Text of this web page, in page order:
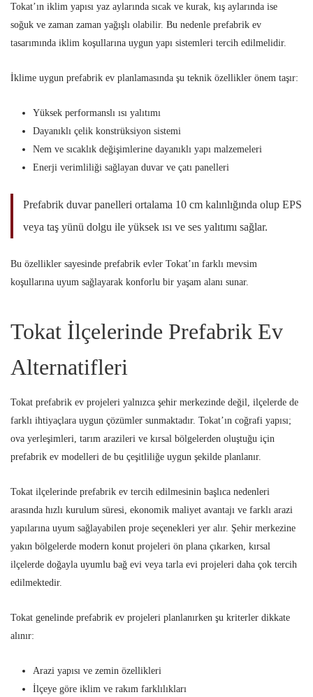
Tokat’ın iklim yapısı yaz aylarında sıcak ve kurak, kış aylarında ise
soğuk ve zaman zaman yağışlı olabilir. Bu nedenle prefabrik ev
tasarımında iklim koşullarına uygun yapı sistemleri tercih edilmelidir.
İklime uygun prefabrik ev planlamasında şu teknik özellikler önem taşır:
Yüksek performanslı ısı yalıtımı
Dayanıklı çelik konstrüksiyon sistemi
Nem ve sıcaklık değişimlerine dayanıklı yapı malzemeleri
Enerji verimliliği sağlayan duvar ve çatı panelleri
Prefabrik duvar panelleri ortalama 10 cm kalınlığında olup EPS
veya taş yünü dolgu ile yüksek ısı ve ses yalıtımı sağlar.
Bu özellikler sayesinde prefabrik evler Tokat’ın farklı mevsim
koşullarına uyum sağlayarak konforlu bir yaşam alanı sunar.
Tokat İlçelerinde Prefabrik Ev
Alternatifleri
Tokat prefabrik ev projeleri yalnızca şehir merkezinde değil, ilçelerde de
farklı ihtiyaçlara uygun çözümler sunmaktadır. Tokat’ın coğrafi yapısı;
ova yerleşimleri, tarım arazileri ve kırsal bölgelerden oluştuğu için
prefabrik ev modelleri de bu çeşitliliğe uygun şekilde planlanır.
Tokat ilçelerinde prefabrik ev tercih edilmesinin başlıca nedenleri
arasında hızlı kurulum süresi, ekonomik maliyet avantajı ve farklı arazi
yapılarına uyum sağlayabilen proje seçenekleri yer alır. Şehir merkezine
yakın bölgelerde modern konut projeleri ön plana çıkarken, kırsal
ilçelerde doğayla uyumlu bağ evi veya tarla evi projeleri daha çok tercih
edilmektedir.
Tokat genelinde prefabrik ev projeleri planlanırken şu kriterler dikkate
alınır:
Arazi yapısı ve zemin özellikleri
İlçeye göre iklim ve rakım farklılıkları